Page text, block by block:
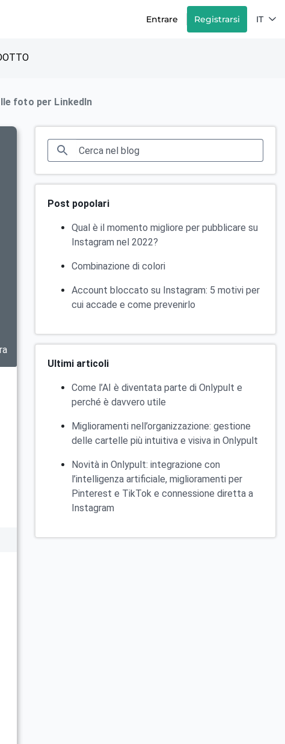
Entrare Registrarsi IT
foto per LinkedIn
Post popolari
Qual è il momento migliore per pubblicare su
Instagram nel 2022?
Combinazione di colori
Account bloccato su Instagram: 5 motivi per
cui accade e come prevenirlo
Ultimi articoli
Come l’AI è diventata parte di Onlypult e
perché è davvero utile
Miglioramenti nell’organizzazione: gestione
delle cartelle più intuitiva e visiva in Onlypult
Novità in Onlypult: integrazione con
l’intelligenza artificiale, miglioramenti per
Pinterest e TikTok e connessione diretta a
Instagram